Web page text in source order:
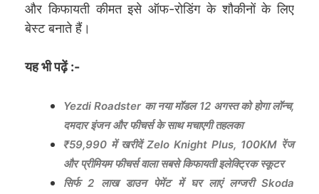
और किफायती कीमत इसे ऑफ-रोडिंग के शौकीनों के लिए
बेस्ट बनाते हैं।
यह भी पढ़ें :-
Yezdi Roadster का नया मॉडल 12 अगस्त को होगा लॉन्च,
दमदार इंजन और फीचर्स के साथ मचाएगी तहलका
₹59,990 में खरीदें Zelo Knight Plus, 100KM रेंज
और प्रीमियम फीचर्स वाला सबसे किफायती इलेक्ट्रिक स्कूटर
सिर्फ 2 लाख डाउन पेमेंट में घर लाएं लग्जरी Skoda